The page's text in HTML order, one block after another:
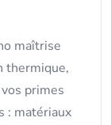
maîtrise
thermique,
primes
: matériaux